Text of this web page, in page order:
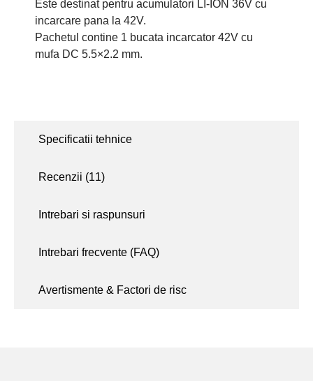
Specificatii tehnice
Recenzii (11)
Intrebari si raspunsuri
Intrebari frecvente (FAQ)
Avertismente & Factori de risc
Este destinat pentru acumulatori LI-ION 36V cu
incarcare pana la 42V.
Pachetul contine 1 bucata incarcator 42V cu
mufa DC 5.5×2.2 mm.